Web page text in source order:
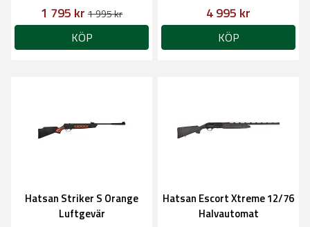
1 795 kr 1 995 kr
KÖP
4 995 kr
KÖP
Hatsan Striker S Orange
Luftgevär
Hatsan Escort Xtreme 12/76
Halvautomat